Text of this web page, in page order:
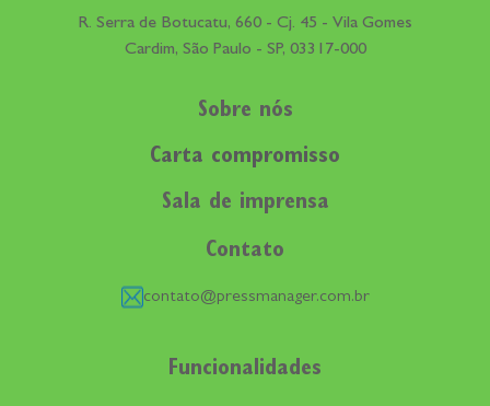
R. Serra de Botucatu, 660 - Cj. 45 - Vila Gomes
Cardim, São Paulo - SP, 03317-000
Sobre nós
Carta compromisso
Sala de imprensa
Contato
contato@pressmanager.com.br
Funcionalidades